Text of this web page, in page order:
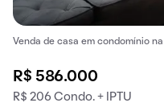
Venda de casa em condomínio
R$ 586.000
R$ 206 Condo. + IPTU